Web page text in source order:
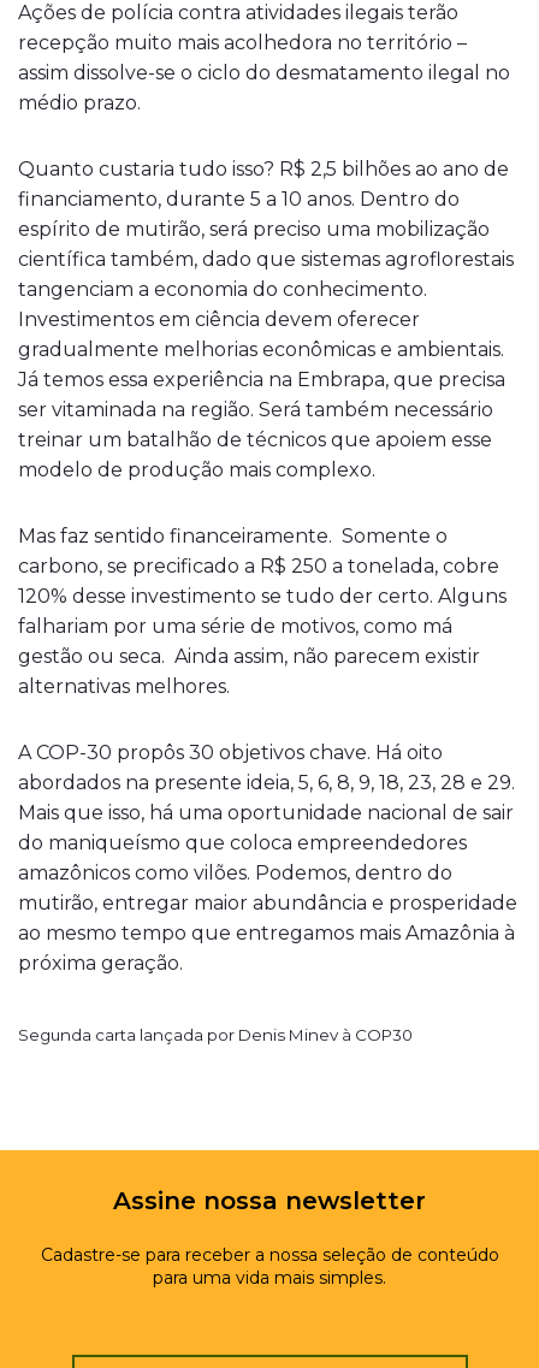
Ações de polícia contra atividades ilegais terão
recepção muito mais acolhedora no território –
assim dissolve-se o ciclo do desmatamento ilegal no
médio prazo.
Quanto custaria tudo isso? R$ 2,5 bilhões ao ano de
financiamento, durante 5 a 10 anos. Dentro do
espírito de mutirão, será preciso uma mobilização
científica também, dado que sistemas agroflorestais
tangenciam a economia do conhecimento.
Investimentos em ciência devem oferecer
gradualmente melhorias econômicas e ambientais.
Já temos essa experiência na Embrapa, que precisa
ser vitaminada na região. Será também necessário
treinar um batalhão de técnicos que apoiem esse
modelo de produção mais complexo.
Mas faz sentido financeiramente. Somente o
carbono, se precificado a R$ 250 a tonelada, cobre
120% desse investimento se tudo der certo. Alguns
falhariam por uma série de motivos, como má
gestão ou seca. Ainda assim, não parecem existir
alternativas melhores.
A COP-30 propôs 30 objetivos chave. Há oito
abordados na presente ideia, 5, 6, 8, 9, 18, 23, 28 e 29.
Mais que isso, há uma oportunidade nacional de sair
do maniqueísmo que coloca empreendedores
amazônicos como vilões. Podemos, dentro do
mutirão, entregar maior abundância e prosperidade
ao mesmo tempo que entregamos mais Amazônia à
próxima geração.
Segunda carta lançada por Denis Minev à COP30
Assine nossa newsletter
Cadastre-se para receber a nossa seleção de conteúdo
para uma vida mais simples.